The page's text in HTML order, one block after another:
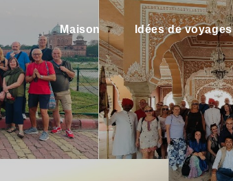
Maison Idées de voyages